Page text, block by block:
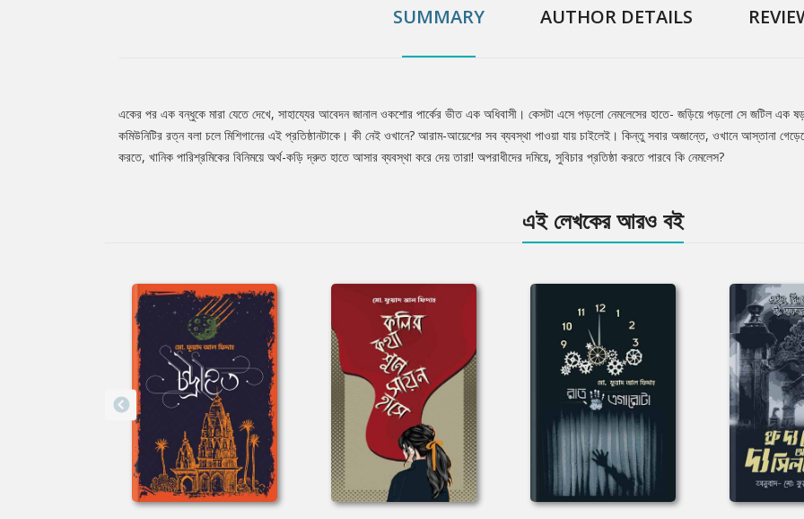
SUMMARY AUTHOR DETAILS
Tab
একের পর এক বন্ধুকে মারা যেতে দেখে, সাহায্যের আবেদন জানাল ওকশোর পার্কের ভীত এক অধিবাসী। কেসটা এসে পড়লো নেমলেসের হাতে- জড়িয়ে পড়লো সে জটিল এক
কমিউনিটির রত্ন বলা চলে মিশিগানের এই প্রতিষ্ঠানটাকে। কী নেই ওখানে? আরাম-আয়েশের সব ব্যবস্থা পাওয়া যায় চাইলেই। কিন্তু সবার অজান্তে, ওখানে আস্তানা
করতে, খানিক পারিশ্রমিকের বিনিময়ে অর্থ-কড়ি দ্রুত হাতে আসার ব্যবস্থা করে দেয় তারা! অপরাধীদের দমিয়ে, সুবিচার প্রতিষ্ঠা করতে পারবে কি নেমলেস?
এই লেখকের আরও বই